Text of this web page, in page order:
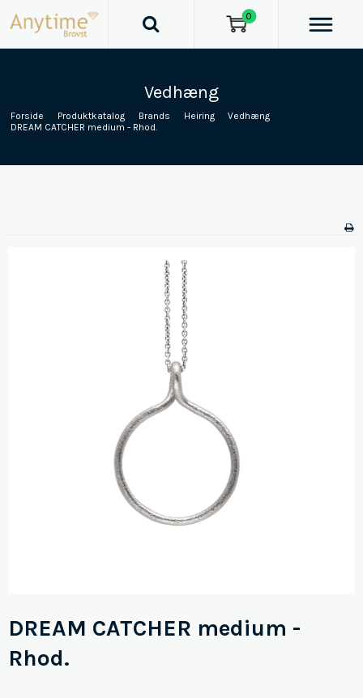
Vedhæng
Forside Produktkatalog Brands Heiring Vedhæng
DREAM CATCHER medium - Rhod.
DREAM CATCHER medium -
Rhod.
0